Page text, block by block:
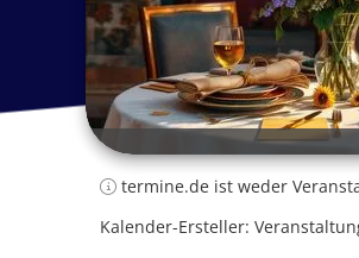
termine.de ist weder
Kalender-Ersteller: